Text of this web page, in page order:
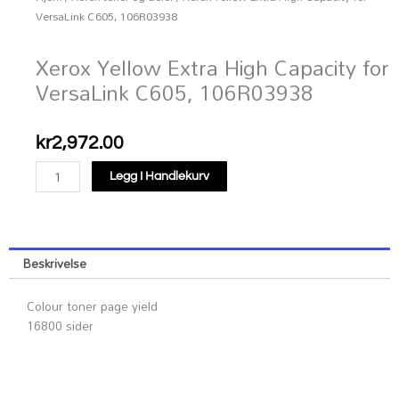
VersaLink C605, 106R03938
Xerox Yellow Extra High Capacity for
VersaLink C605, 106R03938
kr2,972.00
Xerox
Yellow
Capacity
for
C605,
106R03938
Legg I Handlekurv
Beskrivelse
Colour toner page yield
16800 sider